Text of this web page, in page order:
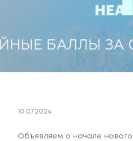
10.07.2024
Объявляем о начале